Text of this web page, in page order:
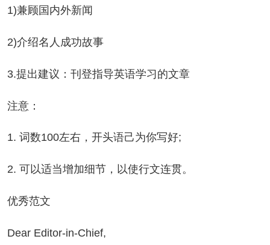
顾国内外新闻
绍名人成功故事
出建议：刊登指导英语学习的文章
：
数100左右，开头语己为你写好;
以适当增加细节，以使行文连贯。
范文
Editor-in-Chief,